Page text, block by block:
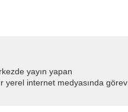
yayın yapan
yerel internet medyasında görev